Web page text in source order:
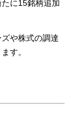
たに15銘柄追加
や株式の調達
す。